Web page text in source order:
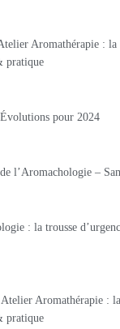
Aromathérapie : la
pratique
pour 2024
l’Aromachologie –
: la trousse
Aromathérapie :
pratique